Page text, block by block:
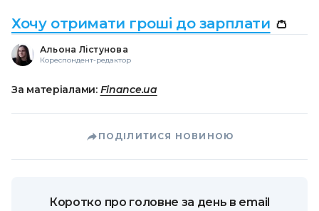
Хочу отримати гроші до зарплати 👛
Альона Лістунова
Кореспондент-редактор
За матеріалами: Finance.ua
ПОДІЛИТИСЯ НОВИНОЮ
Коротко про головне за день в email